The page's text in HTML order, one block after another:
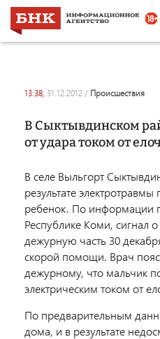
13:38, 31.12.2012 / происшествия
В Сыктывдинском
от удара током от
В селе Выльгорт
результате
ребенок. По информации
Республике Коми, сигнал
дежурную часть 30
скорой помощи. Врач
дежурному, что мальчик
электрическим током от
По предварительным
дома, и в результате